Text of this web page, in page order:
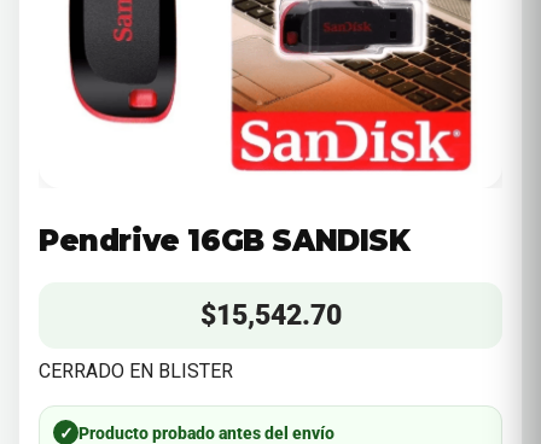
Pendrive 16GB SANDISK
$15,542.70
CERRADO EN BLISTER
✓ Producto probado antes del envío